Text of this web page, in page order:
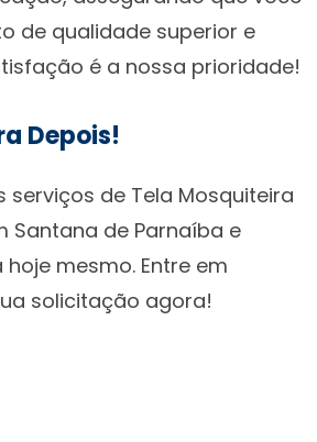
de qualidade superior e
é a nossa prioridade!
Depois!
serviços de Tela Mosquiteira
Santana de Parnaíba e
mesmo. Entre em
solicitação agora!